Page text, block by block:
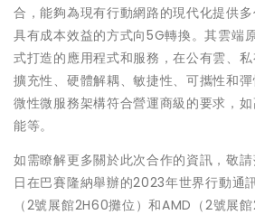
合，能夠為現有行動網路的現代化提供
具有成本效益的方式向5G轉換。其雲端
式打造的應用程式和服務，在公有雲、
擴充性、硬體解耦、敏捷性、可攜性和
微性微服務架構符合營運商級的要求，
能等。
如需瞭解更多關於此次合作的資訊，敬
日在巴賽隆納舉辦的2023年世界行動
（2號展館2H60攤位）和AMD（2號展館